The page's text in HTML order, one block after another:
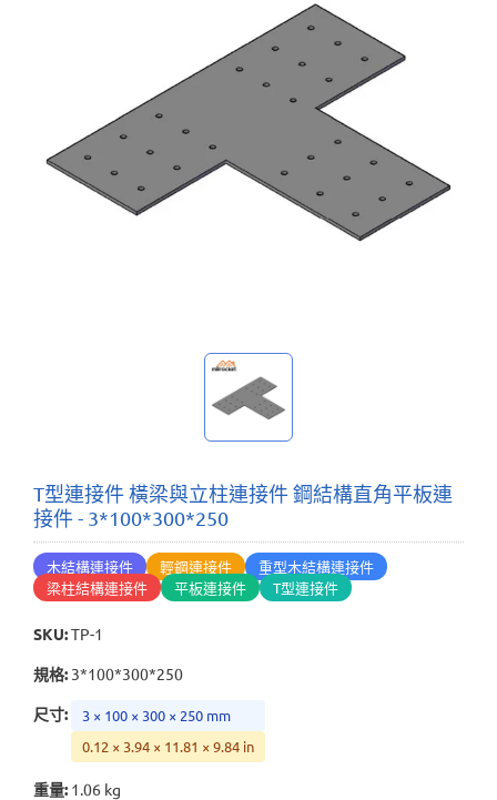
T型連接件 橫梁與立柱連接件 鋼結構直角平板連
接件 - 3*100*300*250
木結構連接件 輕鋼連接件
重型木結構連接件
梁柱結構連接件
平板連接件 T型連接件
SKU:TP-1
規格: 3*100*300*250
尺寸:
3 × 100 × 300 × 250 mm
0.12 × 3.94 × 11.81 × 9.84 in
重量: 1.06 kg